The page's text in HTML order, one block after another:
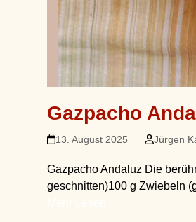
Gazpacho
13. August 2025 Jürgen
Gazpacho Andaluz Die
geschnitten)100 g Zwiebeln